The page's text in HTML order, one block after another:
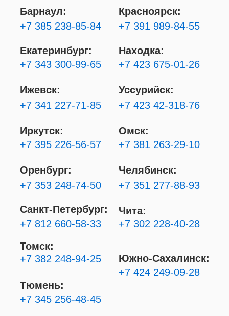
Барнаул:
+7 385 238-85-84
Екатеринбург:
+7 343 300-99-65
Ижевск:
+7 341 227-71-85
Иркутск:
+7 395 226-56-57
Красноярск:
+7 391 989-84-55
Находка:
+7 423 675-01-26
Омск:
+7 381 263-29-10
Оренбург:
+7 353 248-74-50
Томск:
+7 382 248-94-25
Тюмень:
+7 345 256-48-45
Уссурийск:
+7 423 42-318-76
Челябинск:
+7 351 277-88-93
Чита:
+7 302 228-40-28
Южно-Сахалинск:
+7 424 249-09-28
Санкт-Петербург:
+7 812 660-58-33